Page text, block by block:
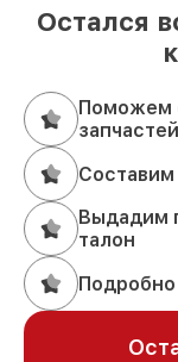
Остался
Поможем
запчастей
Составим
Выдадим
талон